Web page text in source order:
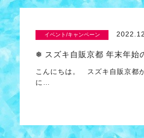
イベント/キャンペーン
❅ スズキ自販京都 年末年始
こんにちは。 スズキ自販京都
に…